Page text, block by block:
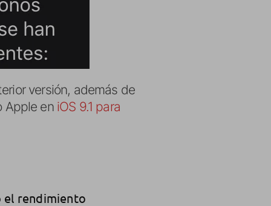
versión, además de
Apple en iOS 9.1 para
el rendimiento